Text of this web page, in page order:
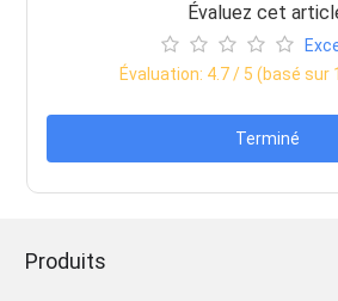
Évaluez cet
Évaluation: 4.7/ 5 (basé sur
Terminé
Produits